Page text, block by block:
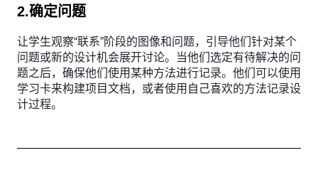
2.确定问题
让学生观察“联系”阶段的图像和问题，引导他们针对某个
问题或新的设计机会展开讨论。当他们选定有待解决的问
题之后，确保他们使用某种方法进行记录。他们可以使用
学习卡来构建项目文档，或者使用自己喜欢的方法记录设
计过程。